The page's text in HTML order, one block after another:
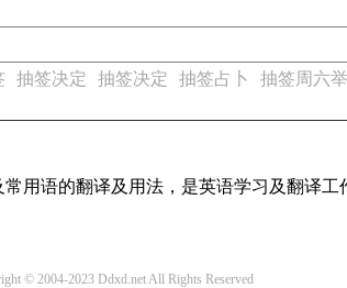
抽签决定 抽签决定 抽签占卜 抽签周六
用语的翻译及用法，是英语学习及翻译工
© 2004-2023 Ddxd.net All Rights Reserved